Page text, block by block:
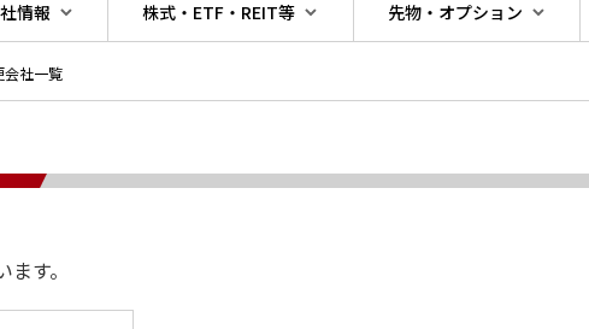
情報 株式・ETF・REIT等 先物・オプション
会社一覧
す。